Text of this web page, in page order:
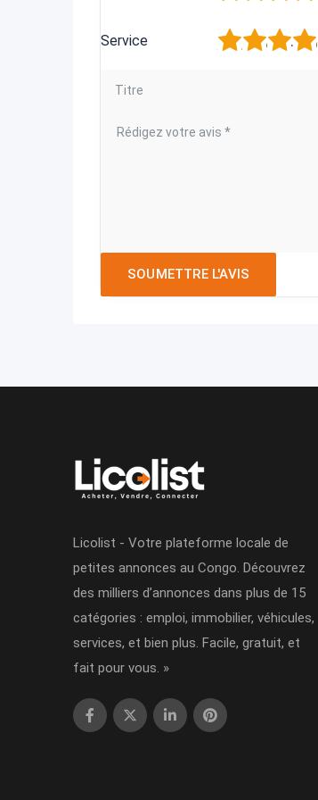
Service 5
4
3
2
Licolist - Votre plateforme locale de
petites annonces au Congo. Découvrez
des milliers d’annonces dans plus de 15
catégories : emploi, immobilier, véhicules,
services, et bien plus. Facile, gratuit, et
fait pour vous. »